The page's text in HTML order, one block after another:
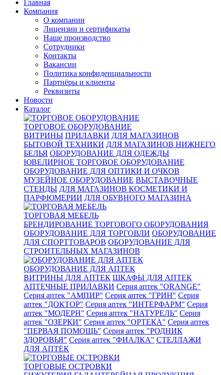
Главная
Компания
О компании
Лицензии и сертификаты
Наше производство
Сотрудники
Контакты
Вакансии
Политика конфиденциальности
Партнёры и клиенты
Реквизиты
Новости
Каталог
ТОРГОВОЕ ОБОРУДОВАНИЕ
ВИТРИНЫ ПРИЛАВКИ ДЛЯ МАГАЗИНОВ
БЫТОВОЙ ТЕХНИКИ ДЛЯ МАГАЗИНОВ НИЖНЕГО
БЕЛЬЯ ОБОРУДОВАНИЕ ДЛЯ ОДЕЖДЫ
ЮВЕЛИРНОЕ ТОРГОВОЕ ОБОРУДОВАНИЕ
ОБОРУДОВАНИЕ ДЛЯ ОПТИКИ И ОЧКОВ
МУЗЕЙНОЕ ОБОРУДОВАНИЕ ВЫСТАВОЧНЫЕ
СТЕНДЫ ДЛЯ МАГАЗИНОВ КОСМЕТИКИ И
ПАРФЮМЕРИИ ДЛЯ ОБУВНОГО МАГАЗИНА
ТОРГОВАЯ МЕБЕЛЬ
БРЕНДИРОВАНИЕ ТОРГОВОГО ОБОРУДОВАНИЯ
ОБОРУДОВАНИЕ ДЛЯ ТОРГОВЛИ ОБОРУДОВАНИЕ
ДЛЯ СПОРТТОВАРОВ ОБОРУДОВАНИЕ ДЛЯ
СТРОИТЕЛЬНЫХ МАГАЗИНОВ
ОБОРУДОВАНИЕ ДЛЯ АПТЕК
ВИТРИНЫ ДЛЯ АПТЕК ШКАФЫ ДЛЯ АПТЕК
АПТЕЧНЫЕ ПРИЛАВКИ Серия аптек "ORANGE"
Серия аптек "АМПИР" Серия аптек "ГРИН" Серия
аптек "ДОКТОР" Серия аптек "ИНТЕРФАРМ" Серия
аптек "МОДЕРН" Серия аптек "НАТУРЕЛЬ" Серия
аптек "ОЗЕРКИ" Серия аптек "ОРТЕКА" Серия аптек
"ПЕРВАЯ ПОМОЩЬ" Серия аптек "РОДНИК
ЗДОРОВЬЯ" Серия аптек "ФИАЛКА" СТЕЛЛАЖИ
ДЛЯ АПТЕК
ТОРГОВЫЕ ОСТРОВКИ